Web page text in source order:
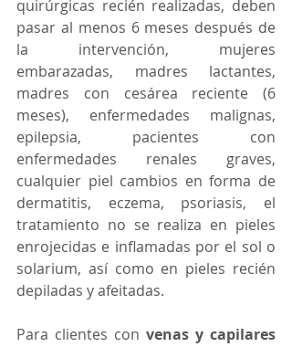
quirúrgicas recién realizadas, deben
pasar al menos 6 meses después de
la intervención, mujeres
embarazadas, madres lactantes,
madres con cesárea reciente (6
meses), enfermedades malignas,
epilepsia, pacientes con
enfermedades renales graves,
cualquier piel cambios en forma de
dermatitis, eczema, psoriasis, el
tratamiento no se realiza en pieles
enrojecidas e inflamadas por el sol o
solarium, así como en pieles recién
depiladas y afeitadas.
Para clientes con venas y capilares